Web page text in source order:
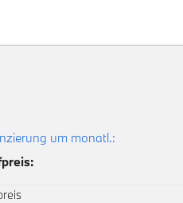
um monatl.: